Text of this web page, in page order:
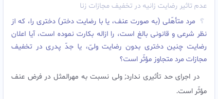
عدم تاثیر رضایت زانیه در تخفیف مجازات زنا
مرد متأهّلى (به صورت عنف، یا با رضایت دختر) دخترى را، که از
نظر شرعى و قانونى بالغ است، را ازاله بکارت نموده است، آیا اعلان
رضایت چنین دخترى بدون رضایت ولىّ، یا جدّ پدرى در تخفیف
مجازات مرد متجاوز مؤثّر است؟
در اجراى حد تأثیرى ندارد; ولى نسبت به مهرالمثل در فرض عنف
مؤثّر است.‌